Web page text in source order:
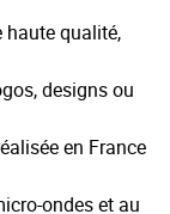
haute qualité,
designs ou
en France
ondes et au